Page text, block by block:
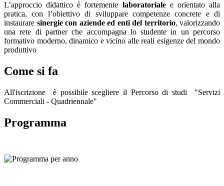
L’approccio didattico è fortemente laboratorialee orientato alla
pratica, con l’obiettivo di sviluppare competenze concrete e di
instaurare sinergie con aziende ed enti del territorio, valorizzando
una rete di partner che accompagna lo studente in un percorso
formativo moderno, dinamico e vicino alle reali esigenze del mondo
produttivo
Come si fa
All'iscrizione è possibile scegliere il Percorso di studi "Servizi
Commerciali - Quadriennale"
Programma